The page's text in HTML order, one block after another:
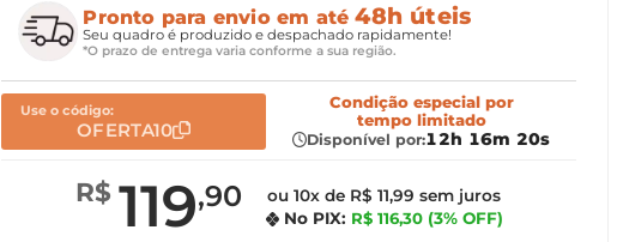
Pronto para envio em até48h úteis
Seu quadro é produzido e despachado rapidamente!
*O prazo de entrega varia conforme a sua região.
Use o código:
OFERTA10
Condição especialpor
tempo limitado
Disponível por:12h 16m 19s
R$ 119,90
ou 10x de R$ 11,99 sem juros
No PIX: R$ 116,30 (3% OFF)